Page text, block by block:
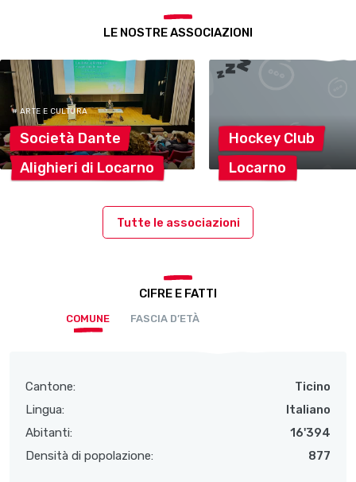
LE NOSTRE ASSOCIAZIONI
# ARTE E CULTURA
Società Dante
Alighieri di Locarno
Hockey Club
Locarno
Tutte le associazioni
CIFRE E FATTI
COMUNE FASCIA D’ETÀ
Cantone:
Ticino
Lingua:
Italiano
Abitanti:
16'394
Densità di popolazione:
877